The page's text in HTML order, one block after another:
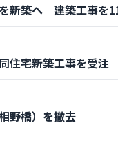
新築へ 建築工事を
住宅新築工事を受注
野橋）を撤去